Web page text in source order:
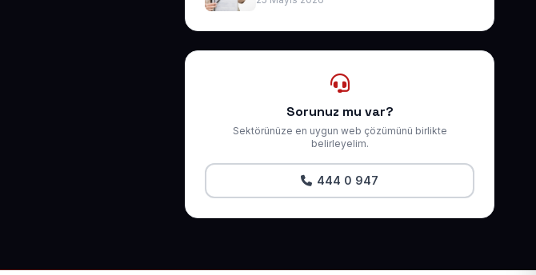
Sorunuz mu var?
Sektörünüze en uygun web çözümünü birlikte
belirleyelim.
444 0 947